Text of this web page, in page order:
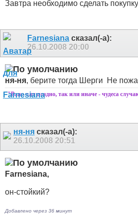
Завтра необходимо сделать
Farnesiana сказал(-а):
26.10.2008 20:00
ня-ня, берите тогда Шерги Не
"Рано или поздно, так или иначе - чудеса
ня-ня сказал(-а):
26.10.2008 20:51
Farnesiana,
он-стойкий?
Добавлено через 36 минут